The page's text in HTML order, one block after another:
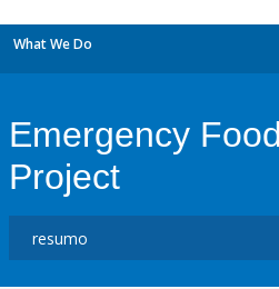
What We Do
Emergency
Project